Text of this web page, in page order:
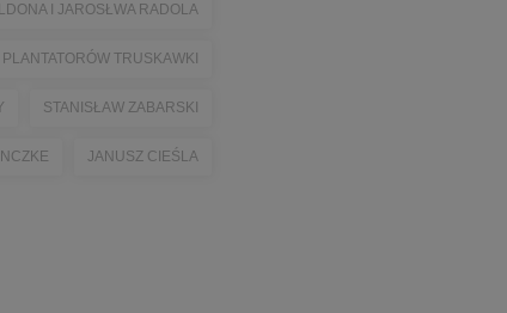
I JAROSŁWA RADOLA
TRUSKAWKI
STANISŁAW ZABARSKI
JANUSZ CIEŚLA